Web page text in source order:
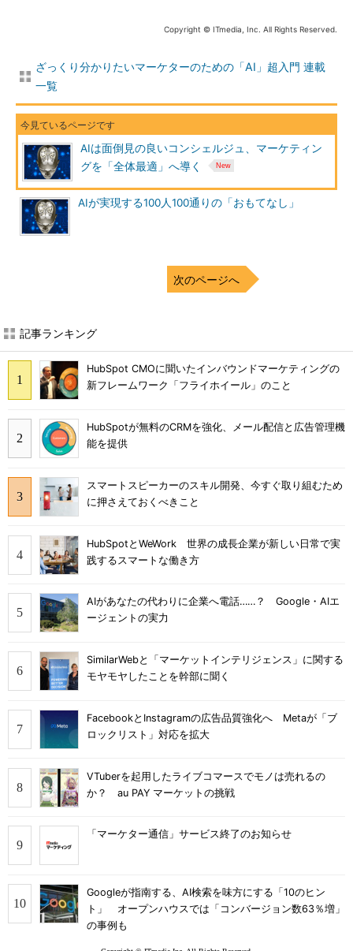
Copyright © ITmedia, Inc. All Rights Reserved.
ざっくり分かりたいマーケターのための「AI」超入門 連載
一覧
AIは面倒見の良いコンシェルジュ、マーケティン
グを「全体最適」へ導く
AIが実現する100人100通りの「おもてなし」
次のページへ
記事ランキング
HubSpot CMOに聞いたインバウンドマーケティングの
新フレームワーク「フライホイール」のこと
HubSpotが無料のCRMを強化、メール配信と広告管理機
能を提供
スマートスピーカーのスキル開発、今すぐ取り組むため
に押さえておくべきこと
HubSpotとWeWork 世界の成長企業が新しい日常で実
践するスマートな働き方
AIがあなたの代わりに企業へ電話……？ Google・AIエ
ージェントの実力
SimilarWebと「マーケットインテリジェンス」に関する
モヤモヤしたことを幹部に聞く
FacebookとInstagramの広告品質強化へ Metaが「ブ
ロックリスト」対応を拡大
VTuberを起用したライブコマースでモノは売れるの
か？ au PAY マーケットの挑戦
「マーケター通信」サービス終了のお知らせ
Googleが指南する、AI検索を味方にする「10のヒン
ト」 オープンハウスでは「コンバージョン数63％増」
の事例も